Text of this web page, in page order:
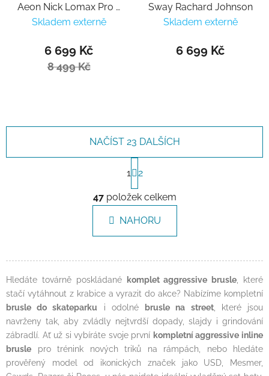
Aeon Nick Lomax Pro II
60
Skladem externě
6 699 Kč
8 499 Kč
Sway Rachard Johnson
Skladem externě
6 699 Kč
Ovládací prvky výpisu
NAČÍST 23 DALŠÍCH
Stránkování
1 2
47položek celkem
NAHORU
Hledáte továrně poskládané komplet aggressive brusle , které
stačí vytáhnout z krabice a vyrazit do akce? Nabízíme kompletní
brusle do skateparku i odolné brusle na street, které jsou
navrženy tak, aby zvládly nejtvrdší dopady, slajdy i grindování
zábradlí. Ať už si vybíráte svoje první kompletní aggressive inline
brusle pro trénink nových triků na rámpách, nebo hledáte
prověřený model od ikonických značek jako USD, Mesmer,